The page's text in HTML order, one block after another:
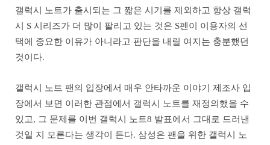
갤럭시 노트가 출시되는 그 짧은 시기를 제외하고 항상 갤럭
시 S 시리즈가 더 많이 팔리고 있는 것은 S펜이 이용자의 선
택에 중요한 이유가 아니라고 판단을 내릴 여지는 충분했던
것이다.
갤럭시 노트 팬의 입장에서 매우 안타까운 이야기 제조사 입
장에서 보면 이러한 관점에서 갤럭시 노트를 재정의했을 수
있고, 그 문제를 이번 갤럭시 노트8 발표에서 그대로 드러낸
것일 지 모른다는 생각이 든다. 삼성은 팬을 위한 갤럭시 노